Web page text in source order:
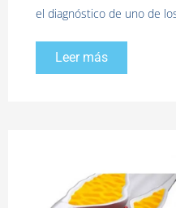
el diagnóstico de uno de
Leer más